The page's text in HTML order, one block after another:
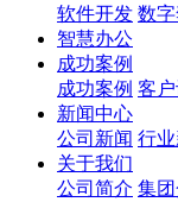
软件开发 数
智慧办公
成功案例
成功案例 客
新闻中心
公司新闻 行
关于我们
公司简介 集